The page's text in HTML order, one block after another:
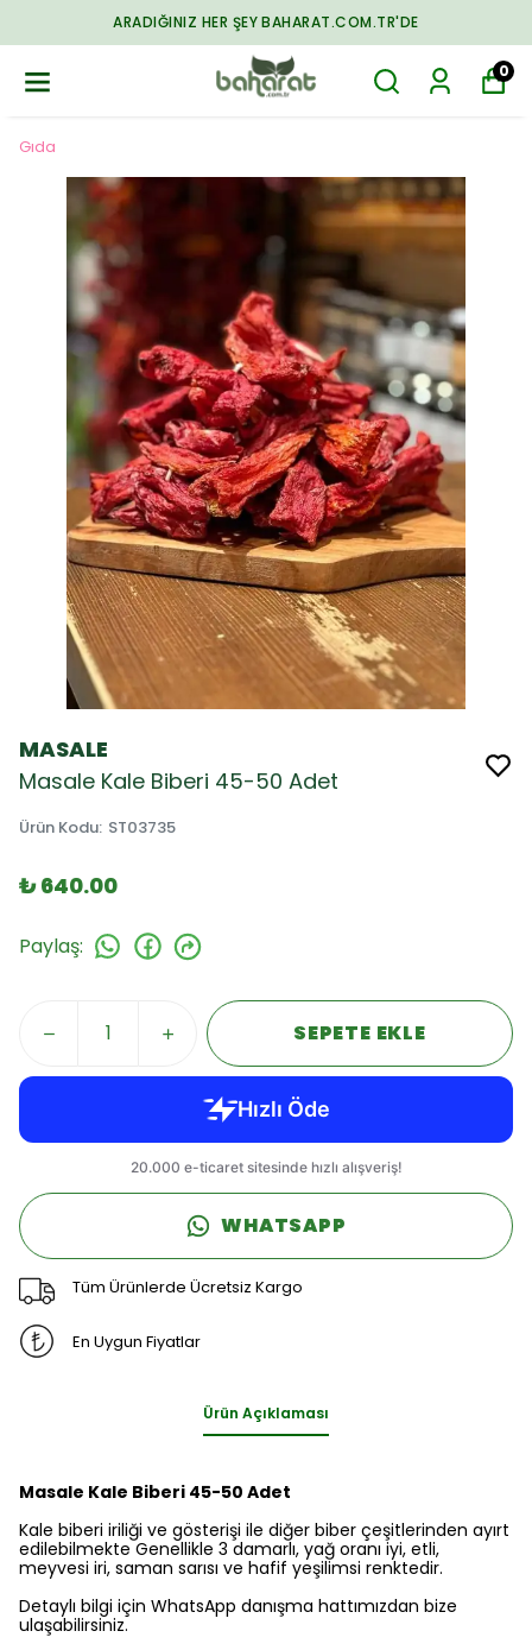
ARADIĞINIZ HER ŞEY BAHARAT.COM.TR'DE
0
Gıda
MASALE
Masale Kale Biberi 45-50 Adet
Ürün Kodu: ST03735
₺ 640.00
Paylaş:
SEPETE EKLE
WHATSAPP
Tüm Ürünlerde Ücretsiz Kargo
En Uygun Fiyatlar
Ürün Açıklaması
Masale Kale Biberi 45-50 Adet
Kale biberi iriliği ve gösterişi ile diğer biber çeşitlerinden ayırt
edilebilmekte Genellikle 3 damarlı, yağ oranı iyi, etli,
meyvesi iri, saman sarısı ve hafif yeşilimsi renktedir.
Detaylı bilgi için WhatsApp danışma hattımızdan bize
ulaşabilirsiniz.